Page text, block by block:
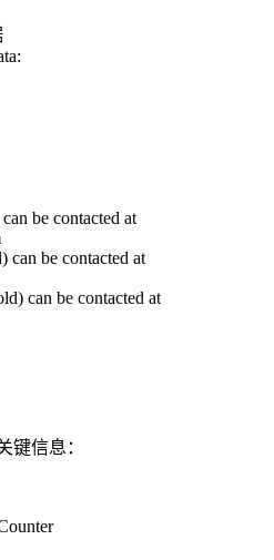
be contacted at
can be contacted at
can be contacted at
键信息：